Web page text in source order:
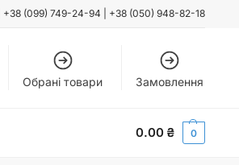
+38 (099) 749-24-94 +38 (050) 948-82-18
Обрані товари Замовлення
0.00 ₴ 0